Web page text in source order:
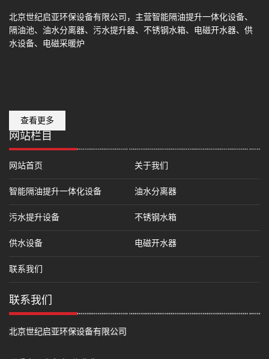
北京世纪启亚环保设备有限公司 ，主营智能隔油提升一体化设备、
隔油池、油水分离器、污水提升器、不锈钢水箱、电磁开水器、供
水设备、电磁采暖炉
查看更多
网站栏目
网站首页 关于我们
智能隔油提升一体化设备 油水分离器
污水提升设备 不锈钢水箱
供水设备 电磁开水器
联系我们
联系我们
北京世纪启亚环保设备有限公司